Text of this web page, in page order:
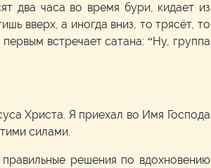
два часа во время бури, кидает из
вверх, а иногда вниз, то трясёт, то
встречает сатана: “Ну, группа
Христа. Я приехал во Имя Господа
силами.
решения по вдохновению